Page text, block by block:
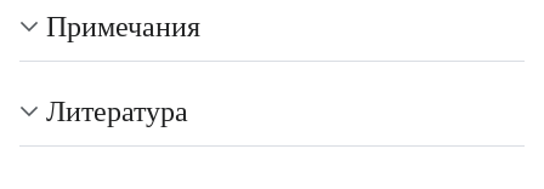
Примечания
Литература